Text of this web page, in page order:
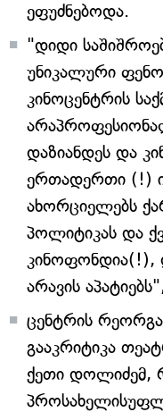
ეფუძნებოდა.
"დიდი
უნიკალური
კინოცენტრის
დაზიანდეს და
ერთადერთი (!)
ახორციელებს
პოლიტიკას და
კინოფონდია(!),
არავის
ცენტრის
გააკრიტიკა
ქეთი დოლიძემ,